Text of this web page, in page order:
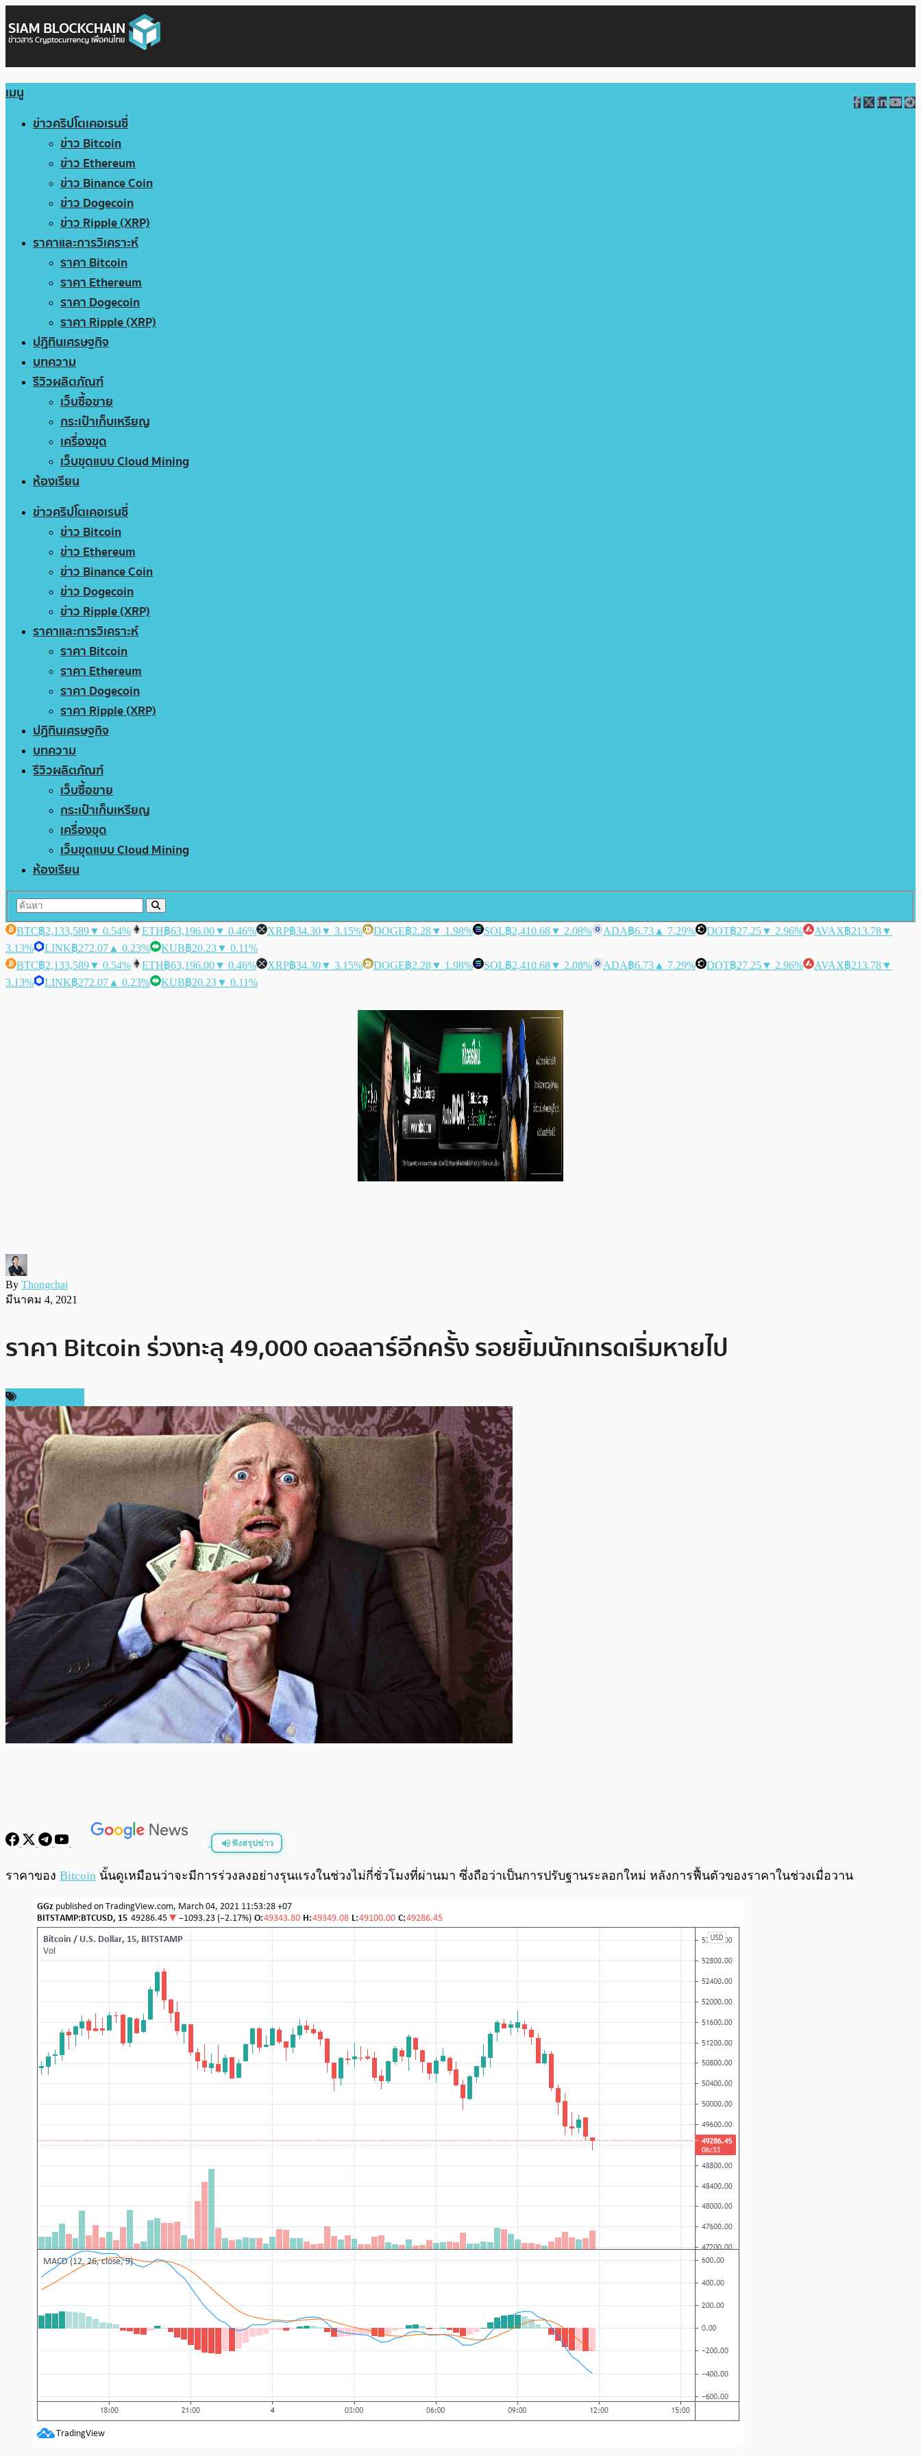
เมนู
ข่าวคริปโตเคอเรนซี่
ข่าว Bitcoin
ข่าว Ethereum
ข่าว Binance Coin
ข่าว Dogecoin
ข่าว Ripple (XRP)
ราคาและการวิเคราะห์
ราคา Bitcoin
ราคา Ethereum
ราคา Dogecoin
ราคา Ripple (XRP)
ปฏิทินเศรษฐกิจ
บทความ
รีวิวผลิตภัณฑ์
เว็บซื้อขาย
กระเป๋าเก็บเหรียญ
เครื่องขุด
เว็บขุดแบบ Cloud Mining
ห้องเรียน
ข่าวคริปโตเคอเรนซี่
ข่าว Bitcoin
ข่าว Ethereum
ข่าว Binance Coin
ข่าว Dogecoin
ข่าว Ripple (XRP)
ราคาและการวิเคราะห์
ราคา Bitcoin
ราคา Ethereum
ราคา Dogecoin
ราคา Ripple (XRP)
ปฏิทินเศรษฐกิจ
บทความ
รีวิวผลิตภัณฑ์
เว็บซื้อขาย
กระเป๋าเก็บเหรียญ
เครื่องขุด
เว็บขุดแบบ Cloud Mining
ห้องเรียน
BTC฿2,133,589▼ 0.54% ETH฿63,196.00▼ 0.46% XRP฿34.30▼ 3.15% DOGE฿2.28▼ 1.98% SOL฿2,410.68▼ 2.08% ADA฿6.73 ▲ 7.29% DOT฿27.25▼ 2.96% AVAX฿213.78▼
3.13%
LINK฿272.07 ▲ 0.23% KUB฿20.23▼ 0.11%
BTC฿2,133,589▼ 0.54% ETH฿63,196.00▼ 0.46% XRP฿34.30▼ 3.15% DOGE฿2.28▼ 1.98% SOL฿2,410.68▼ 2.08% ADA฿6.73 ▲ 7.29% DOT฿27.25▼ 2.96% AVAX฿213.78▼
3.13%
LINK฿272.07 ▲ 0.23% KUB฿20.23▼ 0.11%
By Thongchai
มีนาคม 4, 2021
ราคา Bitcoin ร่วงทะลุ 49,000 ดอลลาร์อีกครั้ง รอยยิ้มนักเทรดเริ่มหายไป
ฟังสรุปข่าว
พร้อมเล่น
ราคาของ Bitcoin นั้นดูเหมือนว่าจะมีการร่วงลงอย่างรุนแรงในช่วงไม่กี่ชั่วโมงที่ผ่านมา ซึ่งถือว่าเป็นการปรับฐานระลอกใหม่ หลังการฟื้นตัวของราคาในช่วงเมื่อวาน